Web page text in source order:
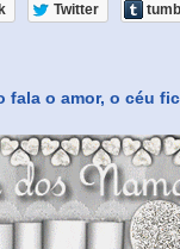
Twitter
fala o amor, o céu